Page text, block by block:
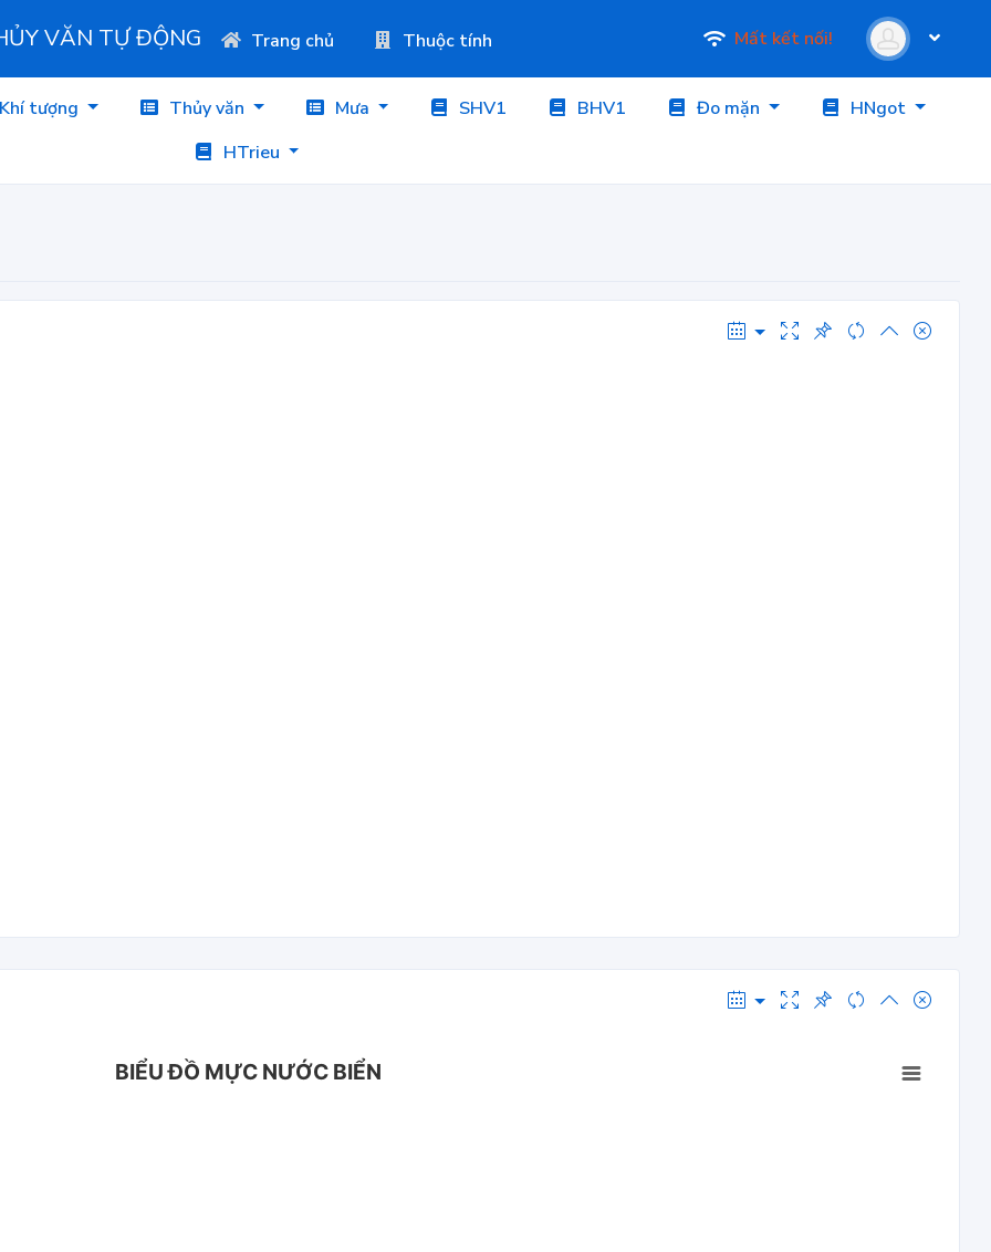
VĂN TỰ ĐỘNG Trang chủ Thuộc tính Mất kết nối!
Khí tượng Thủy văn Mưa SHV1 BHV1 Đo mặn
HNgot
HTrieu
BIỂU ĐỒ MỰC NƯỚC BIỂN